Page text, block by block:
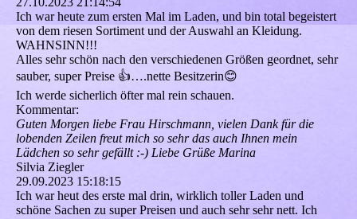
Ich war heute zum ersten Mal im Laden, und bin total begeistert
von dem riesen Sortiment und der Auswahl an Kleidung.
WAHNSINN!!!
Alles sehr schön nach den verschiedenen Größen geordnet, sehr
sauber, super Preise 👍….nette Besitzerin😊
Ich werde sicherlich öfter mal rein schauen.
Kommentar:
Guten Morgen liebe Frau Hirschmann, vielen Dank für die
lobenden Zeilen freut mich so sehr das auch Ihnen mein
Lädchen so sehr gefällt :-) Liebe Grüße Marina
Silvia Ziegler
29.09.2023 15:18:15
Ich war heut des erste mal drin, wirklich toller Laden und
schöne Sachen zu super Preisen und auch sehr sehr nett. Ich